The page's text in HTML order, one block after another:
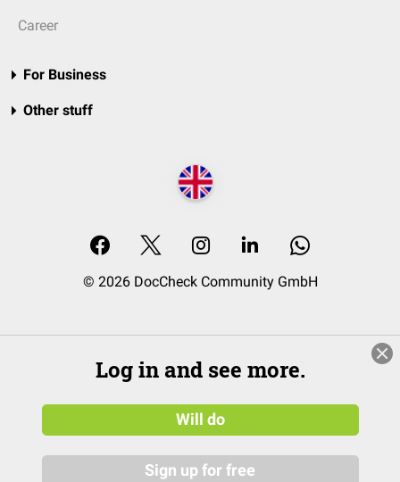
Career
For Business
Other stuff
© 2026 DocCheck Community GmbH
Log in and see more.
Will do
Sign up for free